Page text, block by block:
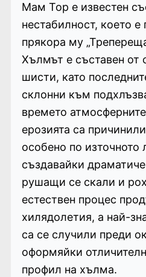
Мам Тор е известен
нестабилност, което е
прякора му
Хълмът е съставен от
шисти, като
склонни към
времето
ерозията са
особено по източното
създавайки
рушащи се скали и
естествен процес
хилядолетия, а най-
са се случили преди
оформяйки
профил на хълма.